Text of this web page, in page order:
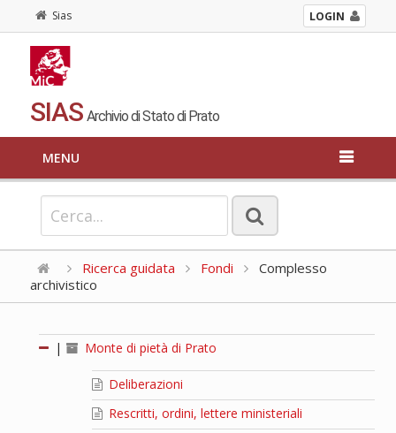
Sias LOGIN
SIAS Archivio di Stato di Prato
MENU
Ricerca guidata Fondi
Complesso
archivistico
| Monte di pietà di Prato
Deliberazioni
Rescritti, ordini, lettere ministeriali